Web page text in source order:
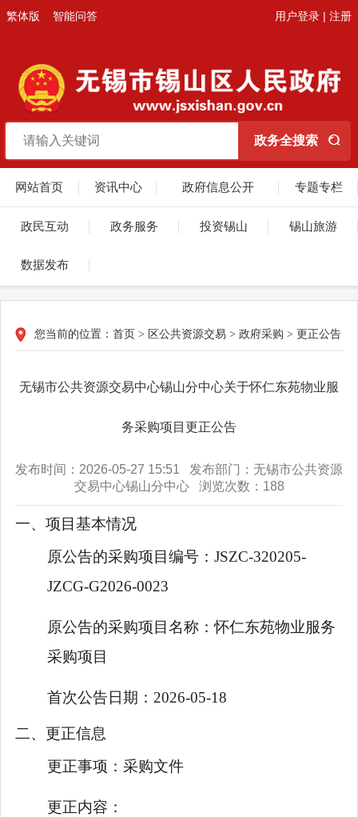
繁体版 智能问答 用户登录 | 注册
网站首页 资讯中心 政府信息公开 专题专栏
政民互动 政务服务 投资锡山 锡山旅游
数据发布
您当前的位置： 首页 > 区公共资源交易 > 政府采购 > 更正公告
无锡市公共资源交易中心锡山分中心关于怀仁东苑物业服
务采购项目更正公告
发布时间：2026-05-27 15:51 发布部门：无锡市公共资源
交易中心锡山分中心 浏览次数： 188
一、项目基本情况
原公告的采购项目编号： JSZC-320205-
JZCG-G2026-0023
原公告的采购项目名称：怀仁东苑物业服务
采购项目
首次公告日期： 2026-05-18
二、更正信息
更正事项： 采购文件
更正内容：